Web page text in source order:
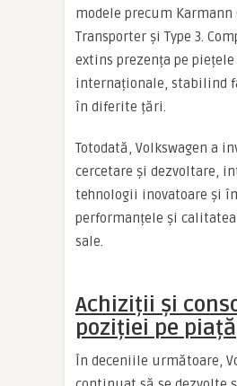
modele precum Karmann
Transporter și Type 3.
extins prezența pe piețele
internaționale, stabilind
în diferite țări.
Totodată, Volkswagen a
cercetare și dezvoltare,
tehnologii inovatoare și
performanțele și
sale.
Achiziții și
poziției pe piață
În deceniile următoare,